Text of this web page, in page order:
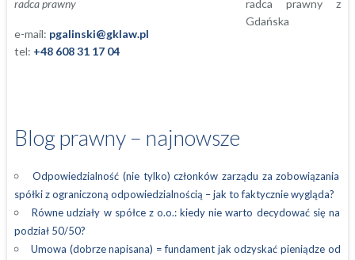
radca prawny
e-mail: pgalinski@gklaw.pl
tel: +48 608 31 17 04
Blog prawny – najnowsze
Odpowiedzialność (nie tylko) członków zarządu za zobowiązania
spółki z ograniczoną odpowiedzialnością – jak to faktycznie wygląda?
Równe udziały w spółce z o.o.: kiedy nie warto decydować się na
podział 50/50?
Umowa (dobrze napisana) = fundament jak odzyskać pieniądze od